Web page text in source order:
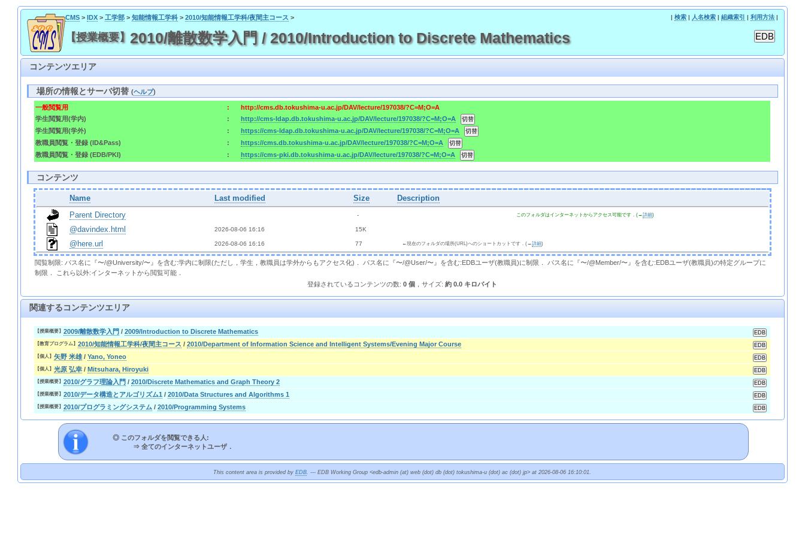
CMS> IDX> 工学部> 知能情報工学科> 2010/知能情報工学科/夜間主コース > | 検索| 人名検索| 組織索引 | 利用方法|
【授業概要】 2010/離散数学入門 / 2010/Introduction to Discrete Mathematics
コンテンツエリア
場所の情報とサーバ切替(ヘルプ)
一般閲覧用 :
http://cms.db.tokushima-u.ac.jp/DAV/lecture/197038/?C=M;O=A
学生閲覧用(学内)
:
http://cms-ldap.db.tokushima-u.ac.jp/DAV/lecture/197038/?C=M;O=A
学生閲覧用(学外)
:
https://cms-ldap.db.tokushima-u.ac.jp/DAV/lecture/197038/?C=M;O=A
教職員閲覧・登録 (ID&Pass)
:
https://cms.db.tokushima-u.ac.jp/DAV/lecture/197038/?C=M;O=A
教職員閲覧・登録 (EDB/PKI)
: https://cms-pki.db.tokushima-u.ac.jp/DAV/lecture/197038/?C=M;O=A
コンテンツ
Name Last modified Size
Description
Parent Directory
  -
このフォルダはインターネットからアクセス可能です．(→詳細)
@davindex.html 2026-08-06 16:16 15K
@here.url 2026-08-06 16:16 77 ←現在のフォルダの場所(URL)へのショートカットです．(→詳細)
閲覧制限: パス名に『〜/@University/〜』を含む:学内に制限(ただし，学生，教職員は学外からもアクセス化)． パス名に『〜/@User/〜』を含む:EDBユーザ(教職員)に制限． パス名に『〜/@Member/〜』を含む:EDBユーザ(教職員)の特定グループに
制限． これら以外:インターネットから閲覧可能．
登録されているコンテンツの数:0 個 ，サイズ:約 0.0 キロバイト
関連するコンテンツエリア
【授業概要】2009/離散数学入門 /2009/Introduction to Discrete Mathematics
【教育プログラム】2010/知能情報工学科/夜間主コース /2010/Department of Information Science and Intelligent Systems/Evening Major Course
【個人】矢野 米雄/Yano, Yoneo
【個人】光原 弘幸 /Mitsuhara, Hiroyuki
【授業概要】2010/グラフ理論入門 /2010/Discrete Mathematics and Graph Theory 2
【授業概要】2010/データ構造とアルゴリズム1 /2010/Data Structures and Algorithms 1
【授業概要】2010/プログラミングシステム /2010/Programming Systems
◎ このフォルダを閲覧できる人:
⇒全てのインターネットユーザ．
This content area is provided byEDB. --- EDB Working Group <edb-admin (at) web (dot) db (dot) tokushima-u (dot) ac (dot) jp> at 2026-08-06 16:10:01.